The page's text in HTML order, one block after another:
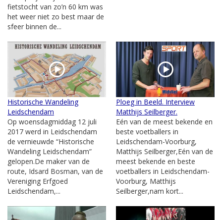
fietstocht van zo’n 60 km was
het weer niet zo best maar de
sfeer binnen de...
Historische Wandeling
Leidschendam
Op woensdagmiddag 12 juli
2017 werd in Leidschendam
de vernieuwde “Historische
Wandeling Leidschendam”
gelopen.De maker van de
route, Idsard Bosman, van de
Vereniging Erfgoed
Leidschendam,...
Ploeg in Beeld. Interview
Matthijs Seilberger.
Eén van de meest bekende en
beste voetballers in
Leidschendam-Voorburg,
Matthijs Seilberger,Eén van de
meest bekende en beste
voetballers in Leidschendam-
Voorburg, Matthijs
Seilberger,nam kort...